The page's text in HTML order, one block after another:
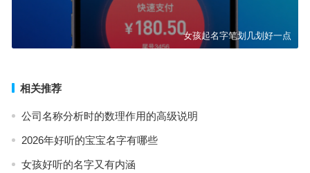
女孩起名字笔划几划好一点
相关推荐
公司名称分析时的数理作用的高级说明
2026年好听的宝宝名字有哪些
女孩好听的名字又有内涵